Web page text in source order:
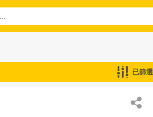
已篩選